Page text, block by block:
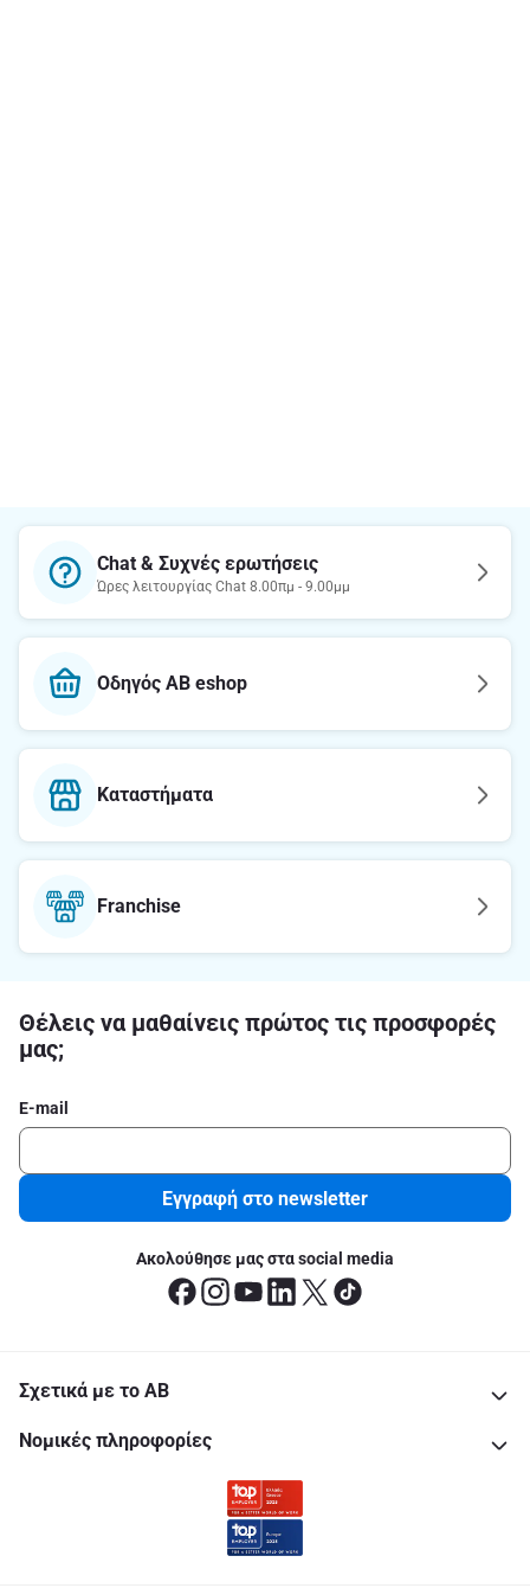
Chat & Συχνές ερωτήσεις
Ώρες λειτουργίας Chat 8.00πμ - 9.00μμ
Οδηγός AB eshop
Καταστήματα
Franchise
Θέλεις να μαθαίνεις πρώτος τις προσφορές
μας;
E-mail
Εγγραφή στο newsletter
Ακολούθησε μας στα social media
Σχετικά με το ΑΒ
Νομικές πληροφορίες